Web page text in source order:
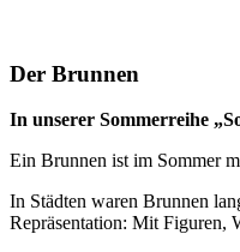
Der Brunnen
In unserer Sommerreihe
Ein Brunnen ist im Sommer
In Städten waren Brunnen
Repräsentation: Mit Figuren,